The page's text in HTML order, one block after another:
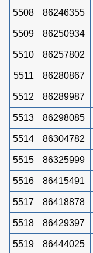
5508 86246355
5509 86250934
5510 86257802
5511 86280867
5512 86289987
5513 86298085
5514 86304782
5515 86325999
5516 86415491
5517 86418878
5518 86429397
5519 86444025